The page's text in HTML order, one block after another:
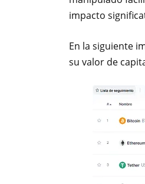
impacto
En la siguiente
su valor de